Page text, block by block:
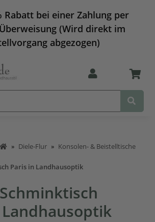
Rabatt bei einer Zahlung per
(Wird direkt im
abgezogen)
Diele-Flur Konsolen- & Beistelltische
Paris in Landhausoptik